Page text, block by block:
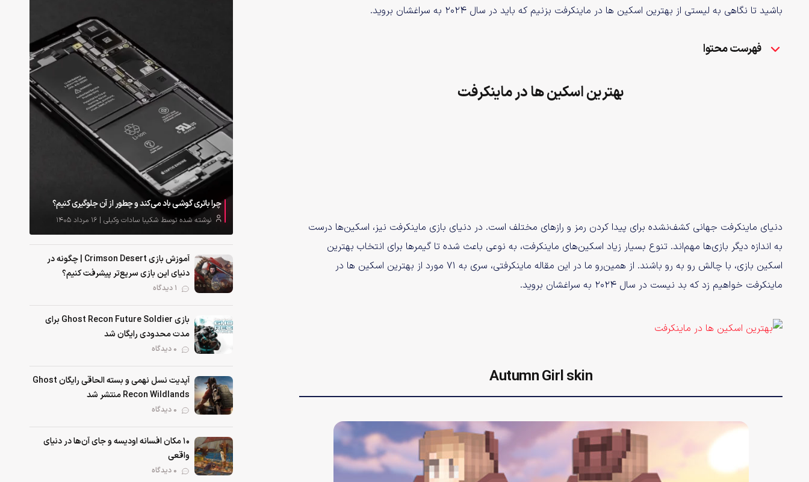
چرا باتری گوشی باد می‌کند و چطور از آن جلوگیری کنیم؟
نوشته شده توسط شکیبا سادات وکیلی | ۱۶ مرداد ۱۴۰۵
آموزش بازی Crimson Desert | چگونه در
دنیای این بازی سریع‌تر پیشرفت کنیم؟
بازی Ghost Recon Future Soldier برای
مدت محدودی رایگان شد
آپدیت نسل نهمی و بسته الحاقی رایگان Ghost
Recon Wildlands منتشر شد
۱۰ مکان افسانه اودیسه و جای آن‌ها در دنیای
واقعی
باشید تا نگاهی به لیستی از بهترین اسکین‌ ها در ماینکرفت بزنیم که باید در سال ۲۰۲۴ به سراغشان بروید.
فهرست محتوا
بهترین اسکین‌ ها در ماینکرفت
دنیای ماینکرفت جهانی کشف‌نشده برای پیدا کردن رمز و رازهای مختلف است. در دنیای بازی ماینکرفت نیز، اسکین‌ها درست
به اندازه دیگر بازی‌ها مهم‌اند. تنوع بسیار زیاد اسکین‌های ماینکرفت، به نوعی باعث شده تا گیمرها برای انتخاب بهترین
اسکین بازی، با چالش رو به رو باشند. از همین‌رو ما در این مقاله ماینکرفتی، سری به ۷۱ مورد از بهترین اسکین‌ ها در
ماینکرفت خواهیم زد که بد نیست در سال ۲۰۲۴ به سراغشان بروید.
Autumn Girl skin